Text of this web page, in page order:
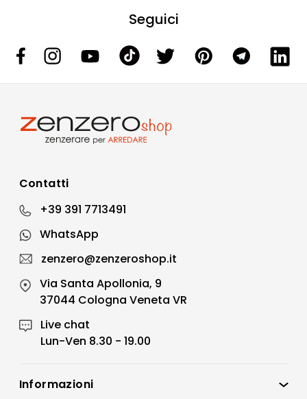
Seguici
Contatti
+39 391 7713491
WhatsApp
zenzero@zenzeroshop.it
Via Santa Apollonia, 9
37044 Cologna Veneta VR
Live chat
Lun-Ven 8.30 - 19.00
Informazioni